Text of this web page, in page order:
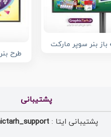
باز بنر سوپر مارکت
طرح
پشتیبانی
پشتیبانی ایتا :